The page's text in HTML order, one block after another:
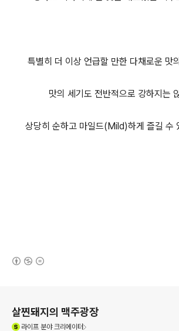
특별히 더 이상 언급할 만한 다채로운 맛
맛의 세기도 전반적으로 강하지는
상당히 순하고 마일드(Mild)하게 즐길 수
살찐돼지의 맥주광장
라이프 분야 크리에이터